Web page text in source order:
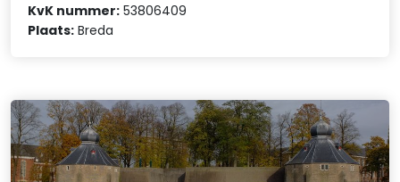
KvK nummer: 53806409
Plaats: Breda